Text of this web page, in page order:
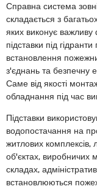
Справна система
складається з
яких виконує важливу
підставки під
встановлення
з'єднань та безпечну
Саме від якості
обладнання під час
Підставки
водопостачання на
житлових комплексів,
об'єктах, виробничих
складах,
встановлюються